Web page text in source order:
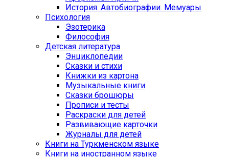
История. Автобиографии. Мемуары
Психология
Эзотерика
Философия
Детская литература
Энциклопедии
Сказки и стихи
Книжки из картона
Музыкальные книги
Сказки брошюры
Прописи и тесты
Раскраски для детей
Развивающие карточки
Журналы для детей
Книги на Туркменском языке
Книги на иностранном языке